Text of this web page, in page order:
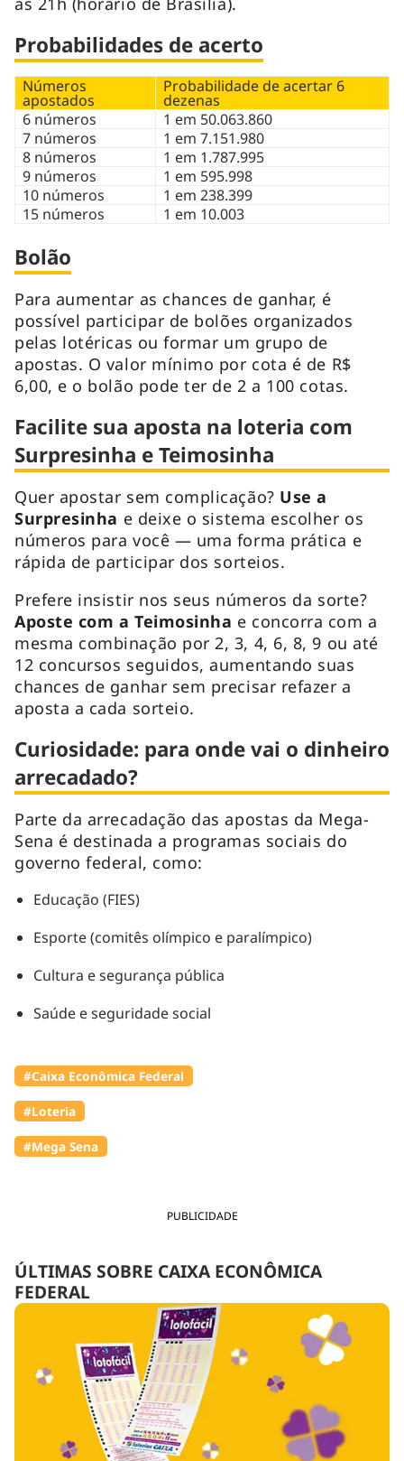
PUBLICIDADE
ÚLTIMAS SOBRE CAIXA ECONÔMICA
FEDERAL
Probabilidades de acerto
Números
apostados
Probabilidade de acertar 6
dezenas
6 números
1 em 50.063.860
7 números
1 em 7.151.980
8 números
1 em 1.787.995
9 números
1 em 595.998
10 números
1 em 238.399
15 números
1 em 10.003
Bolão
Para aumentar as chances de ganhar, é
possível participar de bolões organizados
pelas lotéricas ou formar um grupo de
apostas. O valor mínimo por cota é de R$
6,00, e o bolão pode ter de 2 a 100 cotas.
Facilite sua aposta na loteria com
Surpresinha e Teimosinha
Quer apostar sem complicação? Use a
Surpresinha e deixe o sistema escolher os
números para você — uma forma prática e
rápida de participar dos sorteios.
Prefere insistir nos seus números da sorte?
Aposte com a Teimosinha e concorra com a
mesma combinação por 2, 3, 4, 6, 8, 9 ou até
12 concursos seguidos, aumentando suas
chances de ganhar sem precisar refazer a
aposta a cada sorteio.
Curiosidade: para onde vai o dinheiro
arrecadado?
Parte da arrecadação das apostas da Mega-
Sena é destinada a programas sociais do
governo federal, como:
Educação (FIES)
Esporte (comitês olímpico e paralímpico)
Cultura e segurança pública
Saúde e seguridade social
#Caixa Econômica Federal
#Loteria
#Mega Sena